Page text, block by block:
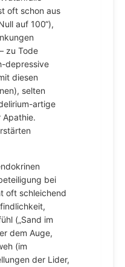
oft schon aus
auf 100“),
zu Tode
depressive
diesen
selten
artige
Apathie.
bei
oft schleichend
(„Sand im
dem Auge,
(im
der Lider,